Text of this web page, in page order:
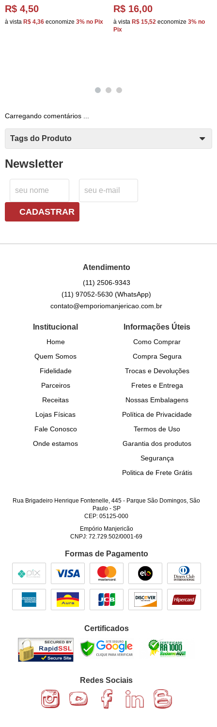
R$ 4,50
à vista R$ 4,36 economize 3% no Pix
R$ 16,00
à vista R$ 15,52 economize 3% no
Pix
Carregando comentários ...
Tags do Produto
Newsletter
CADASTRAR
Atendimento
(11) 2506-9343
(11) 97052-5630(WhatsApp)
contato@emporiomanjericao.com.br
Institucional
Home
Quem Somos
Fidelidade
Parceiros
Receitas
Lojas Físicas
Fale Conosco
Onde estamos
Informações Úteis
Como Comprar
Compra Segura
Trocas e Devoluções
Fretes e Entrega
Nossas Embalagens
Política de Privacidade
Termos de Uso
Garantia dos produtos
Segurança
Politica de Frete Grátis
Rua Brigadeiro Henrique Fontenelle, 445 - Parque São Domingos, São
Paulo- SP
CEP: 05125-000
Empório Manjericão
CNPJ: 72.729.502/0001-69
Formas de Pagamento
Certificados
Redes Sociais